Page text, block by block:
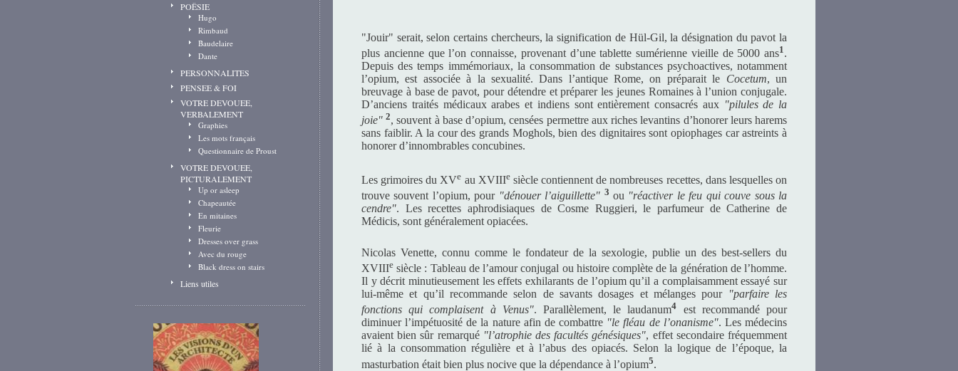
POËSIE
Hugo
Rimbaud
Baudelaire
Dante
PERSONNALITES
PENSEE & FOI
VOTRE DEVOUEE,
VERBALEMENT
Graphies
Les mots français
Questionnaire de Proust
VOTRE DEVOUEE,
PICTURALEMENT
Up or asleep
Chapeautée
En mitaines
Fleurie
Dresses over grass
Avec du rouge
Black dress on stairs
Liens utiles
"Jouir" serait, selon certains chercheurs, la signification de Hül-Gil, la désignation du pavot la
plus ancienne que l’on connaisse, provenant d’une tablette sumérienne vieille de 5000 ans1 .
Depuis des temps immémoriaux, la consommation de substances psychoactives, notamment
l’opium, est associée à la sexualité. Dans l’antique Rome, on préparait le Cocetum, un
breuvage à base de pavot, pour détendre et préparer les jeunes Romaines à l’union conjugale.
D’anciens traités médicaux arabes et indiens sont entièrement consacrés aux "pilules de la
joie" 2, souvent à base d’opium, censées permettre aux riches levantins d’honorer leurs harems
sans faiblir. A la cour des grands Moghols, bien des dignitaires sont opiophages car astreints à
honorer d’innombrables concubines.
Les grimoires du XVe au XVIIIesiècle contiennent de nombreuses recettes, dans lesquelles on
trouve souvent l’opium, pour "dénouer l’aiguillette" 3 ou "réactiver le feu qui couve sous la
cendre". Les recettes aphrodisiaques de Cosme Ruggieri, le parfumeur de Catherine de
Médicis, sont généralement opiacées.
Nicolas Venette, connu comme le fondateur de la sexologie, publie un des best-sellers du
XVIIIe siècle : Tableau de l’amour conjugal ou histoire complète de la génération de l’homme.
Il y décrit minutieusement les effets exhilarants de l’opium qu’il a complaisamment essayé sur
lui-même et qu’il recommande selon de savants dosages et mélanges pour "parfaire les
fonctions qui complaisent à Venus". Parallèlement, le laudanum4 est recommandé pour
diminuer l’impétuosité de la nature afin de combattre "le fléau de l’onanisme". Les médecins
avaient bien sûr remarqué "l’atrophie des facultés génésiques", effet secondaire fréquemment
lié à la consommation régulière et à l’abus des opiacés. Selon la logique de l’époque, la
masturbation était bien plus nocive que la dépendance à l’opium5.